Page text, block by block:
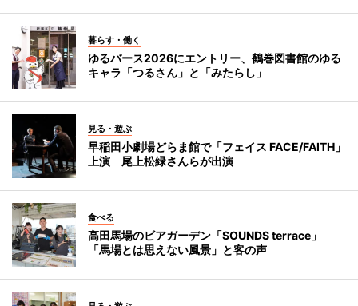
暮らす・働く
ゆるバース2026にエントリー、鶴巻図書館のゆる
キャラ「つるさん」と「みたらし」
見る・遊ぶ
早稲田小劇場どらま館で「フェイス FACE/FAITH」
上演 尾上松緑さんらが出演
食べる
高田馬場のビアガーデン「SOUNDS terrace」
「馬場とは思えない風景」と客の声